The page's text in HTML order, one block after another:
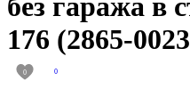
176 (2865-
0 0